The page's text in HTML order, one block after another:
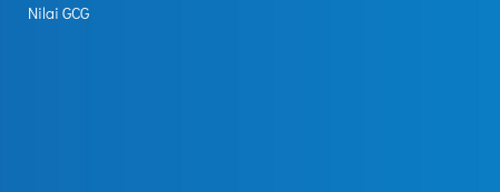
Nilai GCG